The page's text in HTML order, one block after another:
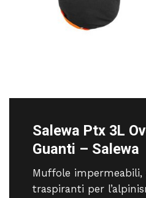
Salewa Ptx 3L
Guanti – Salewa
Muffole impermeabili,
traspiranti per